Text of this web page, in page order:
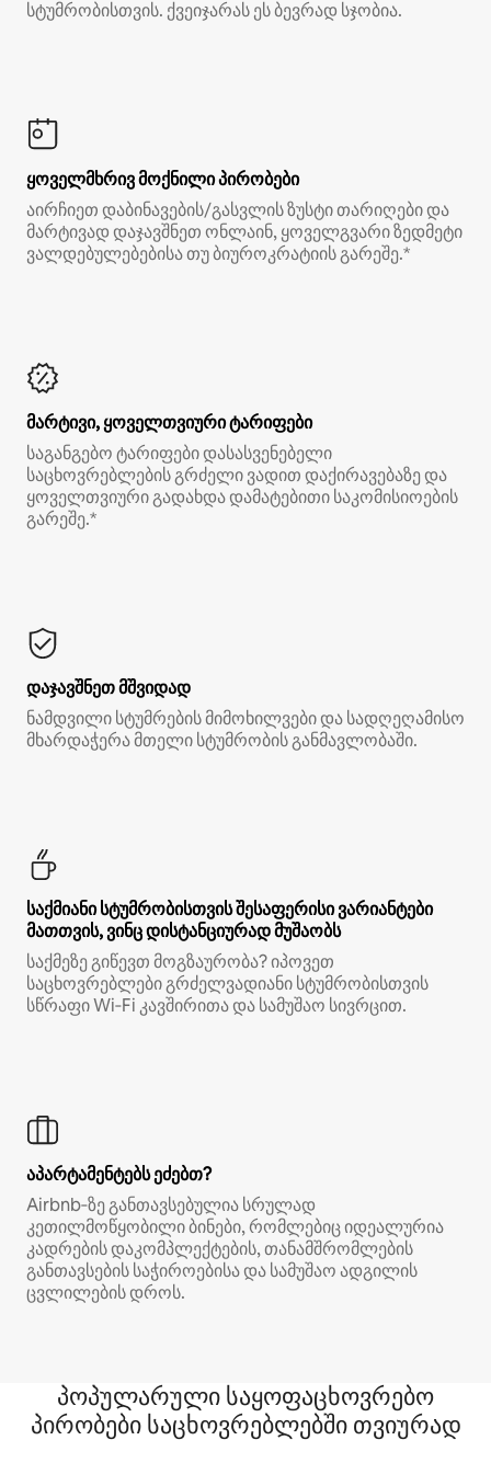
სტუმრობისთვის. ქვეიჯარას ეს ბევრად სჯობია.
ყოველმხრივ მოქნილი პირობები
აირჩიეთ დაბინავების/გასვლის ზუსტი თარიღები და
მარტივად დაჯავშნეთ ონლაინ, ყოველგვარი ზედმეტი
ვალდებულებებისა თუ ბიუროკრატიის გარეშე.*
მარტივი, ყოველთვიური ტარიფები
საგანგებო ტარიფები დასასვენებელი
საცხოვრებლების გრძელი ვადით დაქირავებაზე და
ყოველთვიური გადახდა დამატებითი საკომისიოების
გარეშე.*
დაჯავშნეთ მშვიდად
ნამდვილი სტუმრების მიმოხილვები და სადღეღამისო
მხარდაჭერა მთელი სტუმრობის განმავლობაში.
საქმიანი სტუმრობისთვის შესაფერისი ვარიანტები
მათთვის, ვინც დისტანციურად მუშაობს
საქმეზე გიწევთ მოგზაურობა? იპოვეთ
საცხოვრებლები გრძელვადიანი სტუმრობისთვის
სწრაფი Wi‑Fi კავშირითა და სამუშაო სივრცით.
აპარტამენტებს ეძებთ?
Airbnb‑ზე განთავსებულია სრულად
კეთილმოწყობილი ბინები, რომლებიც იდეალურია
კადრების დაკომპლექტების, თანამშრომლების
განთავსების საჭიროებისა და სამუშაო ადგილის
ცვლილების დროს.
პოპულარული საყოფაცხოვრებო
პირობები საცხოვრებლებში თვიურად